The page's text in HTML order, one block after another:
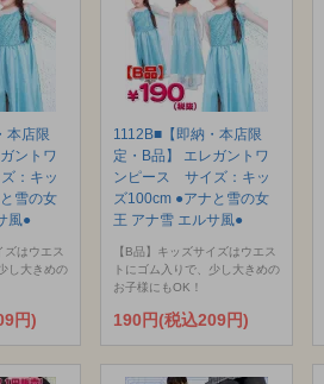
本店限
ントワ
：キッ
雪の女
風●
ズはウエス
し大きめの
円)
1112B■【即納・本店限
定・B品】 エレガントワ
ンピース サイズ：キッ
ズ100cm ●アナと雪の女
王 アナ雪 エルサ風●
【B品】キッズサイズはウエス
トにゴム入りで、少し大きめの
お子様にもOK！
190円(税込209円)